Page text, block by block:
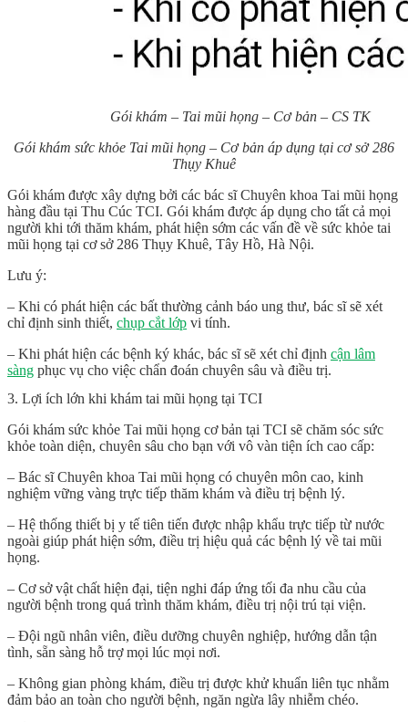
Gói khám – Tai mũi họng – Cơ bản – CS TK
Gói khám sức khỏe Tai mũi họng – Cơ bản áp dụng tại cơ sở 286
Thụy Khuê
Gói khám được xây dựng bởi các bác sĩ Chuyên khoa Tai mũi họng
hàng đầu tại Thu Cúc TCI. Gói khám được áp dụng cho tất cả mọi
người khi tới thăm khám, phát hiện sớm các vấn đề về sức khỏe tai
mũi họng tại cơ sở 286 Thụy Khuê, Tây Hồ, Hà Nội.
Lưu ý:
– Khi có phát hiện các bất thường cảnh báo ung thư, bác sĩ sẽ xét
chỉ định sinh thiết, chụp cắt lớp vi tính.
– Khi phát hiện các bệnh ký khác, bác sĩ sẽ xét chỉ định cận lâm
sàng phục vụ cho việc chẩn đoán chuyên sâu và điều trị.
3. Lợi ích lớn khi khám tai mũi họng tại TCI
Gói khám sức khỏe Tai mũi họng cơ bản tại TCI sẽ chăm sóc sức
khỏe toàn diện, chuyên sâu cho bạn với vô vàn tiện ích cao cấp:
– Bác sĩ Chuyên khoa Tai mũi họng có chuyên môn cao, kinh
nghiệm vững vàng trực tiếp thăm khám và điều trị bệnh lý.
– Hệ thống thiết bị y tế tiên tiến được nhập khẩu trực tiếp từ nước
ngoài giúp phát hiện sớm, điều trị hiệu quả các bệnh lý về tai mũi
họng.
– Cơ sở vật chất hiện đại, tiện nghi đáp ứng tối đa nhu cầu của
người bệnh trong quá trình thăm khám, điều trị nội trú tại viện.
– Đội ngũ nhân viên, điều dưỡng chuyên nghiệp, hướng dẫn tận
tình, sẵn sàng hỗ trợ mọi lúc mọi nơi.
– Không gian phòng khám, điều trị được khử khuẩn liên tục nhằm
đảm bảo an toàn cho người bệnh, ngăn ngừa lây nhiễm chéo.